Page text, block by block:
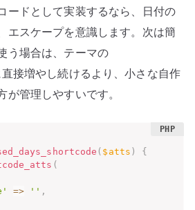
ードとして実装するなら、日付の
エスケープを意識します。次は簡
う場合は、テーマの
接増やし続けるより、小さな自作
管理しやすいです。
( $atts )
{
(
=> '' ,